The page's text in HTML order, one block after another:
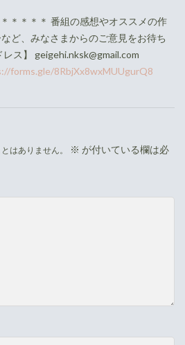
＊＊＊＊ 番組の感想やオススメの作
ど、みなさまからのご意見をお待ち
レス】 geigehi.nksk@gmail.com
forms.gle/8RbjXx8wxMUUgurQ8
はありません。 ※ が付いている欄は必